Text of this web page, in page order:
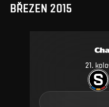
BŘEZEN 2015
21. kolo